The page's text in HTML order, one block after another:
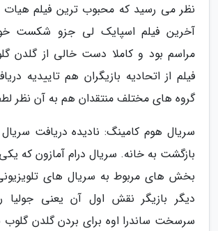
نظر می رسید که محبوب ترین فیلم هیات
آخرین فیلم اسپایک لی جزو شکست
مراسم بود و کاملا دست خالی از گلدن
فیلم از اتحادیه بازیگران هم تاییدیه
گروه های مختلف منتقدان هم به آن نظر
سریال هوم کامینگ: نادیده دریافت
بازگشت به خانه. سریال درام آمازون که
بخش های مربوط به سریال های
دیگر بازیگر نقش اول آن یعنی جولیا
سرسخت ساندرا اوه برای بردن گلدن